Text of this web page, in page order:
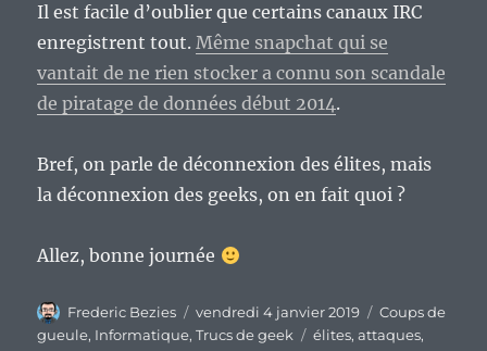
Il est facile d’oublier que certains canaux IRC
enregistrent tout.Même snapchat qui se
vantait de ne rien stocker a connu son scandale
de piratage de données début 2014.
Bref, on parle de déconnexion des élites, mais
la déconnexion des geeks, on en fait quoi ?
Allez, bonne journée
Auteur
Frederic Bezies
Publié
le
vendredi 4 janvier 2019 Catégories
Coups de
gueule, Informatique,Trucs de geek Étiquettes
élites,attaques,